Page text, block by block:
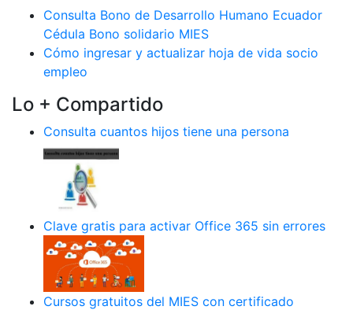
Consulta Bono de Desarrollo Humano Ecuador
Cédula Bono solidario MIES
Cómo ingresar y actualizar hoja de vida socio
empleo
Lo + Compartido
Consulta cuantos hijos tiene una persona
Clave gratis para activar Office 365 sin errores
Cursos gratuitos del MIES con certificado